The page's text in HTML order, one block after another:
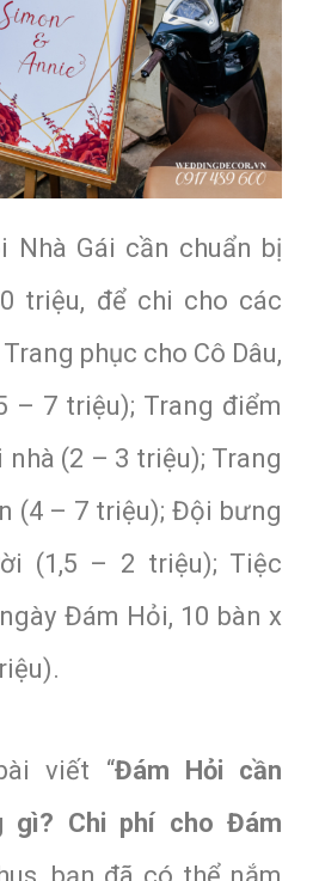
Nhà Gái cần chuẩn bị
triệu, để chi cho các
phục cho Cô Dâu,
– 7 triệu); Trang điểm
nhà (2 – 3 triệu); Trang
(4 – 7 triệu); Đội bưng
(1,5 – 2 triệu); Tiệc
Đám Hỏi, 10 bàn x
viết “Đám Hỏi cần
gì? Chi phí cho Đám